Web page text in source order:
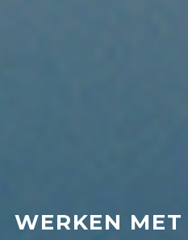
WERKEN